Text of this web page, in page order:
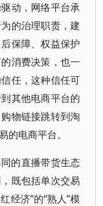
动，网络平台承
的治理职责，建
保障、权益保护
消费决策，也一
任，这种信任可
其他电商平台的
物链接跳转到淘
的电商平台。
的直播带货生态
既包括单次交易
经济”的“熟人”模